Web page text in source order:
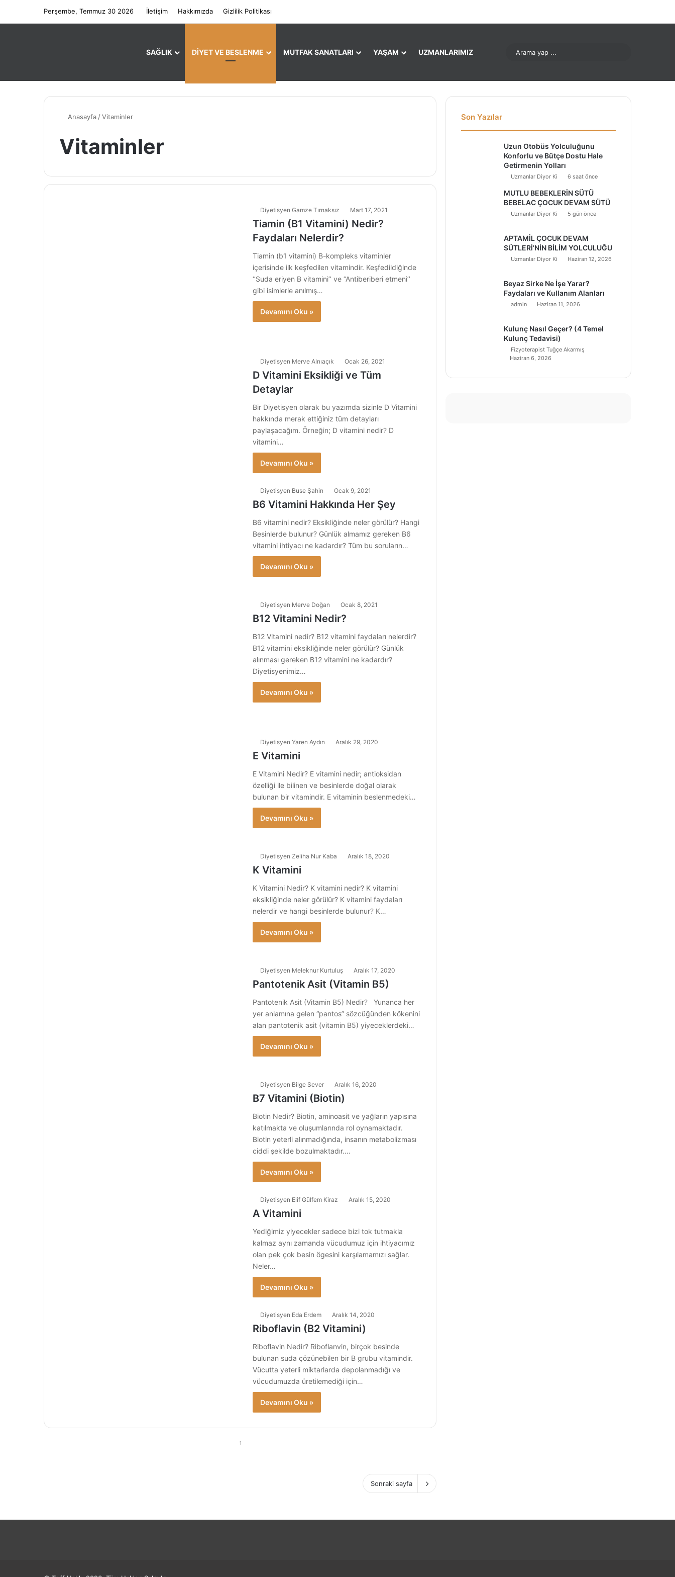
Perşembe, Temmuz 30 2026 İletişim Hakkımızda Gizlilik Politikası
SAĞLIK DIYET VE BESLENME MUTFAK SANATLARI YAŞAM UZMANLARIMIZ
Anasayfa /Vitaminler
Vitaminler
Diyetisyen Gamze Tırnaksız Mart 17, 2021
Tiamin (B1 Vitamini) Nedir?
Faydaları Nelerdir?
Tiamin (b1 vitamini) B-kompleks vitaminler
içerisinde ilk keşfedilen vitamindir. Keşfedildiğinde
‘’Suda eriyen B vitamini’’ ve ‘’Antiberiberi etmeni’’
gibi isimlerle anılmış…
Devamını Oku »
Diyetisyen Merve Alnıaçık Ocak 26, 2021
D Vitamini Eksikliği ve Tüm
Detaylar
Bir Diyetisyen olarak bu yazımda sizinle D Vitamini
hakkında merak ettiğiniz tüm detayları
paylaşacağım. Örneğin; D vitamini nedir? D
vitamini…
Devamını Oku »
Diyetisyen Buse Şahin Ocak 9, 2021
B6 Vitamini Hakkında Her Şey
B6 vitamini nedir? Eksikliğinde neler görülür? Hangi
Besinlerde bulunur? Günlük almamız gereken B6
vitamini ihtiyacı ne kadardır? Tüm bu soruların…
Devamını Oku »
Diyetisyen Merve Doğan Ocak 8, 2021
B12 Vitamini Nedir?
B12 Vitamini nedir? B12 vitamini faydaları nelerdir?
B12 vitamini eksikliğinde neler görülür? Günlük
alınması gereken B12 vitamini ne kadardır?
Diyetisyenimiz…
Devamını Oku »
Diyetisyen Yaren Aydın Aralık 29, 2020
E Vitamini
E Vitamini Nedir? E vitamini nedir; antioksidan
özelliği ile bilinen ve besinlerde doğal olarak
bulunan bir vitamindir. E vitaminin beslenmedeki…
Devamını Oku »
Diyetisyen Zeliha Nur Kaba Aralık 18, 2020
K Vitamini
K Vitamini Nedir? K vitamini nedir? K vitamini
eksikliğinde neler görülür? K vitamini faydaları
nelerdir ve hangi besinlerde bulunur? K…
Devamını Oku »
Diyetisyen Meleknur Kurtuluş Aralık 17, 2020
Pantotenik Asit (Vitamin B5)
Pantotenik Asit (Vitamin B5) Nedir? Yunanca her
yer anlamına gelen “pantos” sözcüğünden kökenini
alan pantotenik asit (vitamin B5) yiyeceklerdeki…
Devamını Oku »
Diyetisyen Bilge Sever Aralık 16, 2020
B7 Vitamini (Biotin)
Biotin Nedir? Biotin, aminoasit ve yağların yapısına
katılmakta ve oluşumlarında rol oynamaktadır.
Biotin yeterli alınmadığında, insanın metabolizması
ciddi şekilde bozulmaktadır.…
Devamını Oku »
Diyetisyen Elif Gülfem Kiraz Aralık 15, 2020
A Vitamini
Yediğimiz yiyecekler sadece bizi tok tutmakla
kalmaz aynı zamanda vücudumuz için ihtiyacımız
olan pek çok besin ögesini karşılamamızı sağlar.
Neler…
Devamını Oku »
Diyetisyen Eda Erdem Aralık 14, 2020
Riboflavin (B2 Vitamini)
Riboflavin Nedir? Riboflanvin, birçok besinde
bulunan suda çözünebilen bir B grubu vitamindir.
Vücutta yeterli miktarlarda depolanmadığı ve
vücudumuzda üretilemediği için…
Devamını Oku »
1
Sonraki sayfa
Son Yazılar
Uzun Otobüs Yolculuğunu
Konforlu ve Bütçe Dostu Hale
Getirmenin Yolları
Uzmanlar Diyor Ki 6 saat önce
MUTLU BEBEKLERİN SÜTÜ
BEBELAC ÇOCUK DEVAM SÜTÜ
Uzmanlar Diyor Ki 5 gün önce
APTAMİL ÇOCUK DEVAM
SÜTLERİ’NİN BİLİM YOLCULUĞU
Uzmanlar Diyor Ki Haziran 12, 2026
Beyaz Sirke Ne İşe Yarar?
Faydaları ve Kullanım Alanları
admin Haziran 11, 2026
Kulunç Nasıl Geçer? (4 Temel
Kulunç Tedavisi)
Fizyoterapist Tuğçe Akarmış
Haziran 6, 2026